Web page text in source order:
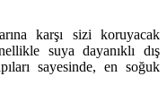
karşı sizi koruyacak
suya dayanıklı dış
sayesinde, en soğuk